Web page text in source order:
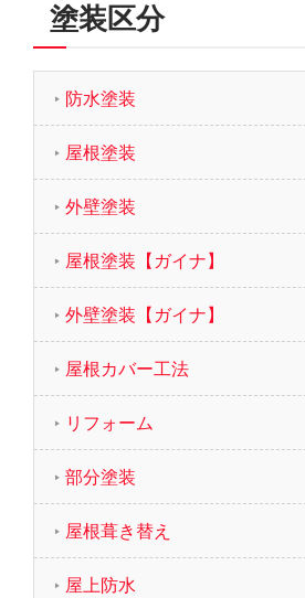
塗装区分
防水塗装
屋根塗装
外壁塗装
屋根塗装【ガイナ】
外壁塗装【ガイナ】
屋根カバー工法
リフォーム
部分塗装
屋根葺き替え
屋上防水